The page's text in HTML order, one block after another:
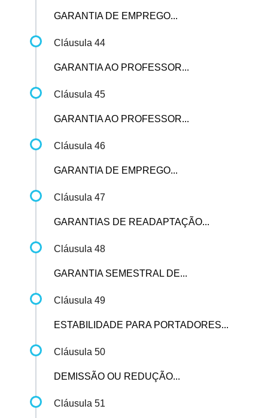
GARANTIA DE EMPREGO...
Cláusula 44
GARANTIA AO PROFESSOR...
Cláusula 45
GARANTIA AO PROFESSOR...
Cláusula 46
GARANTIA DE EMPREGO...
Cláusula 47
GARANTIAS DE READAPTAÇÃO...
Cláusula 48
GARANTIA SEMESTRAL DE...
Cláusula 49
ESTABILIDADE PARA PORTADORES...
Cláusula 50
DEMISSÃO OU REDUÇÃO...
Cláusula 51